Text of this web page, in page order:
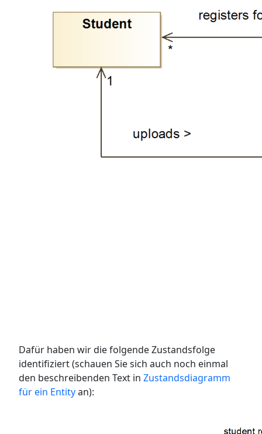
Dafür haben wir die folgende Zustandsfolge
identifiziert (schauen Sie sich auch noch einmal
den beschreibenden Text in Zustandsdiagramm
für ein Entityan):